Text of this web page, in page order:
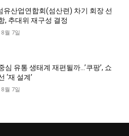
유산업연합회(섬산련) 차기 회장 선
, 추대위 재구성 결정
월 7일
심 유통 생태계 재편될까…’쿠팡’, 쇼
‘재 설계’
월 7일